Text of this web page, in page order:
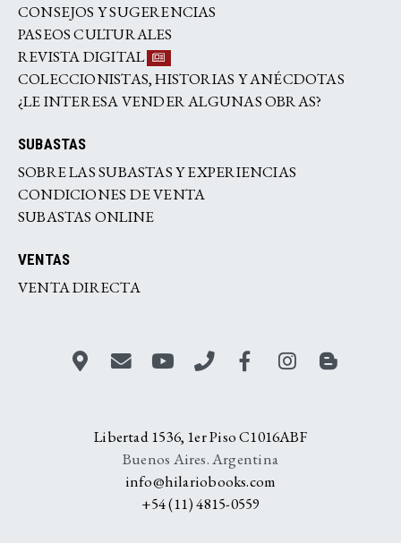
CONSEJOS Y SUGERENCIAS
PASEOS CULTURALES
REVISTA DIGITAL
COLECCIONISTAS, HISTORIAS Y ANÉCDOTAS
¿LE INTERESA VENDER ALGUNAS OBRAS?
SUBASTAS
SOBRE LAS SUBASTAS Y EXPERIENCIAS
CONDICIONES DE VENTA
SUBASTAS ONLINE
VENTAS
VENTA DIRECTA
Libertad 1536, 1er Piso C1016ABF
Buenos Aires. Argentina
info@hilariobooks.com
+54 (11) 4815-0559